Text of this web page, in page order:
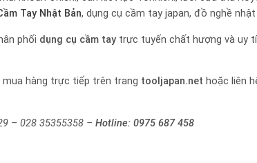
Tay Nhật Bản, dụng cụ cầm tay japan, đồ nghề
phối dụng cụ cầm tay trực tuyến chất hượng và uy
mua hàng trực tiếp trên trang tooljapan.net hoặc liên
– 028 35355358 – Hotline: 0975 687 458